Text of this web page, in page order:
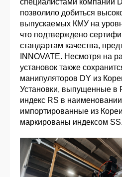
специалистами компании
позволило добиться
выпускаемых КМУ на
что подтверждено
стандартам качества,
INNOVATE. Несмотря на
установок также
манипуляторов DY из
Установки, выпущенные в
индекс RS в
импортированные из
маркированы индексом SS.